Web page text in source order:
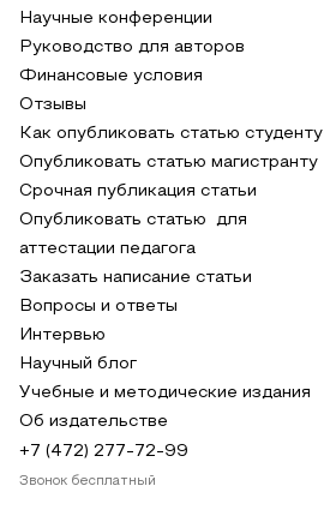
Научные конференции
Руководство для авторов
Финансовые условия
Отзывы
Как опубликовать статью студенту
Опубликовать статью магистранту
Срочная публикация статьи
Опубликовать статью для
аттестации педагога
Заказать написание статьи
Вопросы и ответы
Интервью
Научный блог
Учебные и методические издания
Об издательстве
+7 (472) 277-72-99
Звонок бесплатный